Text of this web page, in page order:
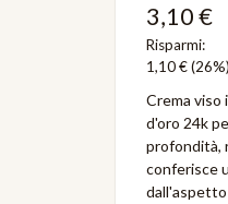
3,10 €
Risparmi:
1,10 €(26%)
Crema viso
d'oro 24k
profondità,
conferisce
dall'aspetto